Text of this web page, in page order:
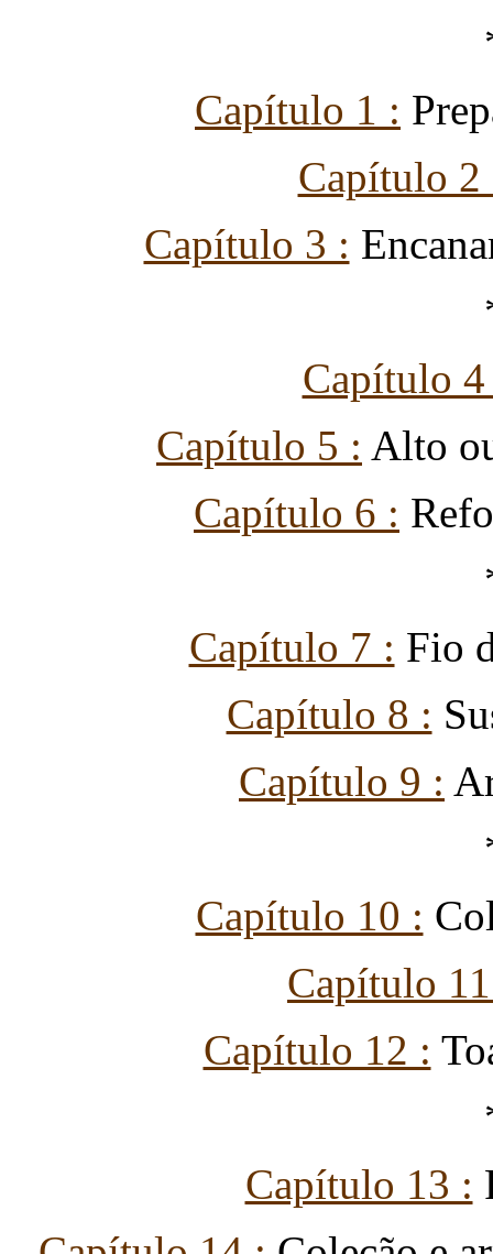
Capítulo 1 :
Capítulo 2
Capítulo 3 :
Capítulo
Capítulo 5 : Alto
Capítulo 6 :
Capítulo 7 : Fio
Capítulo 8 :
Capítulo 9 :
Capítulo 10 :
Capítulo
Capítulo 12 :
Capítulo 13 :